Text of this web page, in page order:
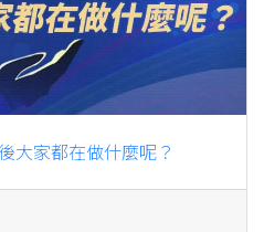
大家都在做什麼呢？